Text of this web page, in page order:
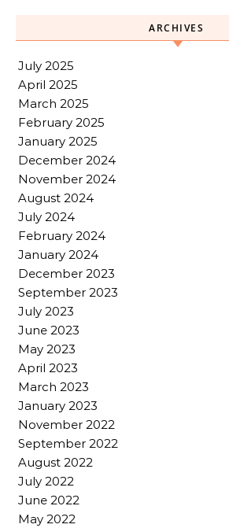
ARCHIVES
July 2025
April 2025
March 2025
February 2025
January 2025
December 2024
November 2024
August 2024
July 2024
February 2024
January 2024
December 2023
September 2023
July 2023
June 2023
May 2023
April 2023
March 2023
January 2023
November 2022
September 2022
August 2022
July 2022
June 2022
May 2022